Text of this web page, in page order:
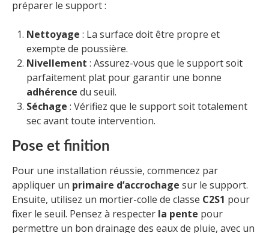
préparer le support :
Nettoyage : La surface doit être propre et
exempte de poussière.
Nivellement : Assurez-vous que le support soit
parfaitement plat pour garantir une bonne
adhérence du seuil.
Séchage : Vérifiez que le support soit totalement
sec avant toute intervention.
Pose et finition
Pour une installation réussie, commencez par
appliquer un primaire d’accrochage sur le support.
Ensuite, utilisez un mortier-colle de classe C2S1 pour
fixer le seuil. Pensez à respecter la pente pour
permettre un bon drainage des eaux de pluie, avec un